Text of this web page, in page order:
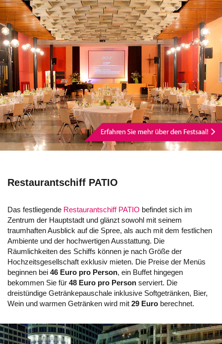
Restaurantschiff PATIO
Das festliegende Restaurantschiff PATIO befindet sich im
Zentrum der Hauptstadt und glänzt sowohl mit seinem
traumhaften Ausblick auf die Spree, als auch mit dem festlichen
Ambiente und der hochwertigen Ausstattung. Die
Räumlichkeiten des Schiffs können je nach Größe der
Hochzeitsgesellschaft exklusiv mieten. Die Preise der Menüs
beginnen bei 46 Euro pro Person, ein Buffet hingegen
bekommen Sie für 48 Euro pro Person serviert. Die
dreistündige Getränkepauschale inklusive Softgetränken, Bier,
Wein und warmen Getränken wird mit 29 Euro berechnet.